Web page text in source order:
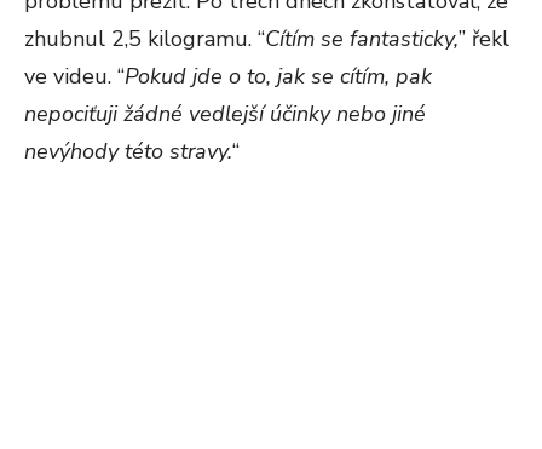
zhubnul 2,5 kilogramu. “Cítím se fantasticky,” řekl
ve videu. “Pokud jde o to, jak se cítím, pak
nepociťuji žádné vedlejší účinky nebo jiné
nevýhody této stravy.“